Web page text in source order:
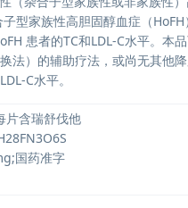
型家族性高胆固醇血症（
患者的TC和LDL-C水平。本
换法）的辅助疗法，或尚无其他
C水平。
片含瑞舒伐他
国药准字